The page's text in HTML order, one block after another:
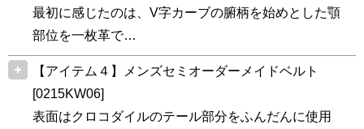
最初に感じたのは、V字カーブの腑柄を始めとした顎
部位を一枚革で…
【アイテム４】メンズセミオーダーメイドベルト
[0215KW06]
表面はクロコダイルのテール部分をふんだんに使用